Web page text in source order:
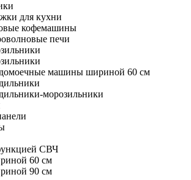
для кухни
кофемашины
печи
машины шириной 60 см
морозильники
СВЧ
60 см
90 см